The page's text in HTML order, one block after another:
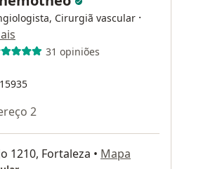
Cirurgiã vascular ·
31 opiniões
2
1210, Fortaleza • Mapa